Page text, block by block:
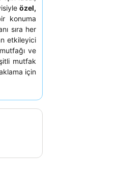
özel,
konuma
sıra her
etkileyici
ve
mutfak
için